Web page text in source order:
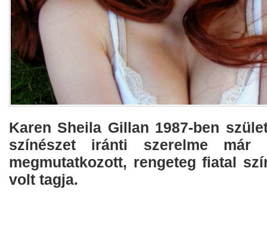
Karen Sheila Gillan 1987-ben
színészet iránti szerelme már
megmutatkozott, rengeteg fiatal
volt tagja.